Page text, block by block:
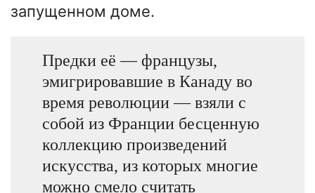
запущенном доме.
Предки её — французы,
эмигрировавшие в Канаду во
время революции — взяли с
собой из Франции бесценную
коллекцию произведений
искусства, из которых многие
можно смело считать